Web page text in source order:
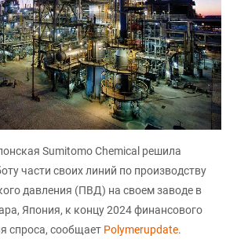
Sumitomo Chemical решила
части своих линий по производству
давления (ПВД) на своем заводе в
Япония, к концу 2024 финансового
спроса, сообщает Polymerupdate.